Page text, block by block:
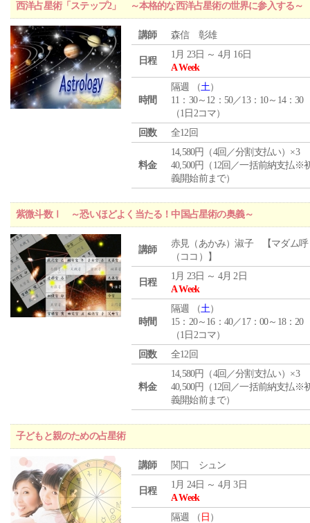
西洋占星術「ステップ2」 ～本格的な西洋占星術の世界に参入する～
講師 森信 彰雄
日程
1月 23日 ～ 4月 16日
A Week
時間
隔週 （土）
11：30～12：50／13：10～14：30
（1日2コマ）
回数
全12回
料金
14,580円（4回／分割支払い）×3
40,500円（12回／一括前納支払※
義開始前まで）
紫微斗数Ⅰ ～恐いほどよく当たる！中国占星術の奥義～
講師
赤見（あかみ）淑子 【マダム呼
（ココ）】
日程
1月 23日 ～ 4月 2日
A Week
時間
隔週 （土）
15：20～16：40／17：00～18：20
（1日2コマ）
回数
全12回
料金
14,580円（4回／分割支払い）×3
40,500円（12回／一括前納支払※
義開始前まで）
子どもと親のための占星術
講師 関口 シュン
日程
1月 24日 ～ 4月 3日
A Week
隔週 （ 日 ）